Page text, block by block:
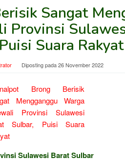
Sangat
Provinsi
Suara Rakyat
Diposting pada26 November 2022
Sulawesi Barat Sulbar